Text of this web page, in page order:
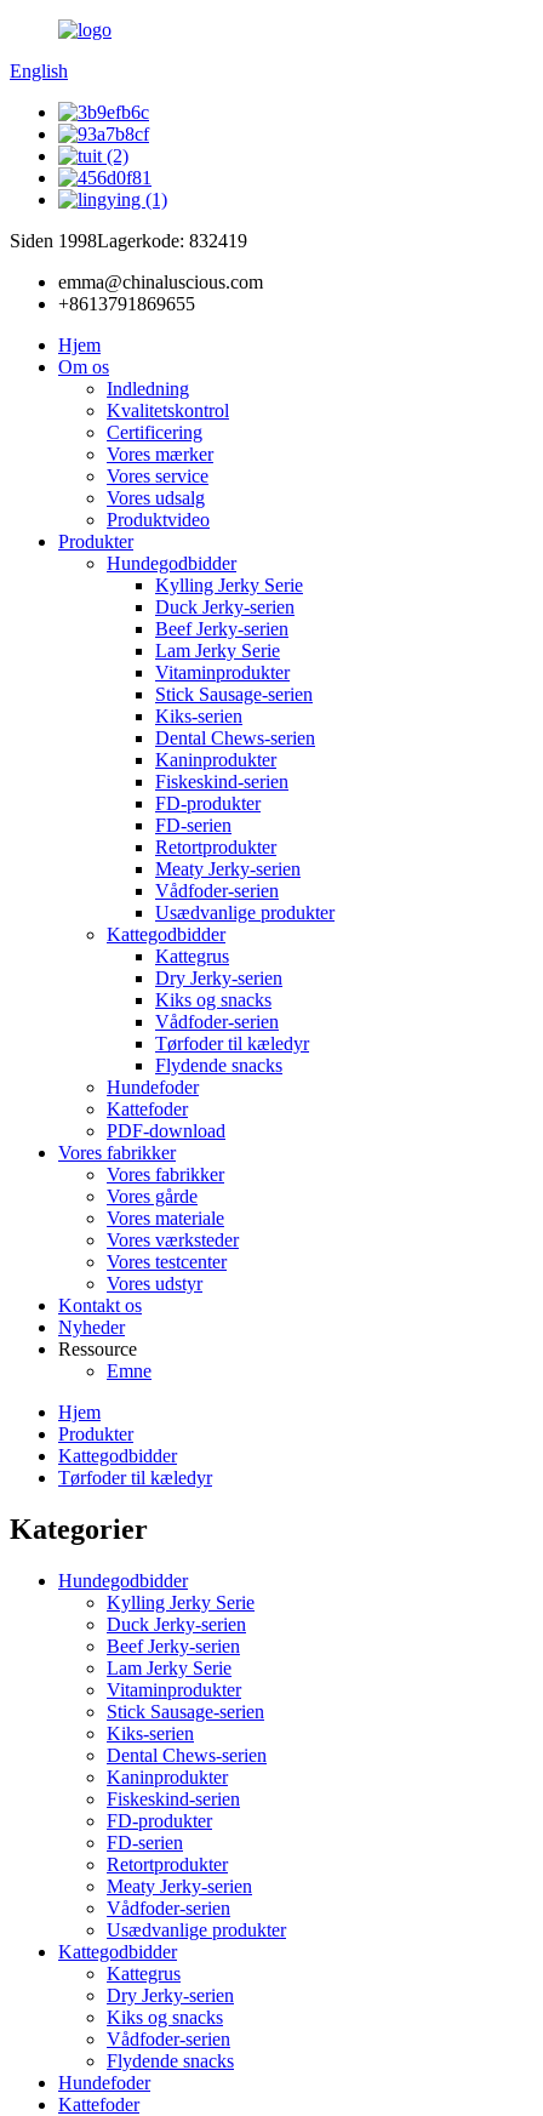
English
Siden 1998Lagerkode: 832419
emma@chinaluscious.com
+8613791869655
Hjem
Om os
Indledning
Kvalitetskontrol
Certificering
Vores mærker
Vores service
Vores udsalg
Produktvideo
Produkter
Hundegodbidder
Kylling Jerky Serie
Duck Jerky-serien
Beef Jerky-serien
Lam Jerky Serie
Vitaminprodukter
Stick Sausage-serien
Kiks-serien
Dental Chews-serien
Kaninprodukter
Fiskeskind-serien
FD-produkter
FD-serien
Retortprodukter
Meaty Jerky-serien
Vådfoder-serien
Usædvanlige produkter
Kattegodbidder
Kattegrus
Dry Jerky-serien
Kiks og snacks
Vådfoder-serien
Tørfoder til kæledyr
Flydende snacks
Hundefoder
Kattefoder
PDF-download
Vores fabrikker
Vores fabrikker
Vores gårde
Vores materiale
Vores værksteder
Vores testcenter
Vores udstyr
Kontakt os
Nyheder
Ressource
Emne
Hjem
Produkter
Kattegodbidder
Tørfoder til kæledyr
Kategorier
Hundegodbidder
Kylling Jerky Serie
Duck Jerky-serien
Beef Jerky-serien
Lam Jerky Serie
Vitaminprodukter
Stick Sausage-serien
Kiks-serien
Dental Chews-serien
Kaninprodukter
Fiskeskind-serien
FD-produkter
FD-serien
Retortprodukter
Meaty Jerky-serien
Vådfoder-serien
Usædvanlige produkter
Kattegodbidder
Kattegrus
Dry Jerky-serien
Kiks og snacks
Vådfoder-serien
Flydende snacks
Hundefoder
Kattefoder